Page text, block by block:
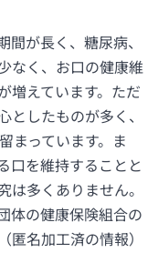
が長く、糖尿病、
なく、お口の健康維
増えています。ただ
としたものが多く、
まっています。ま
口を維持することと
多くありません。
体の健康保険組合の
名加工済の情報）